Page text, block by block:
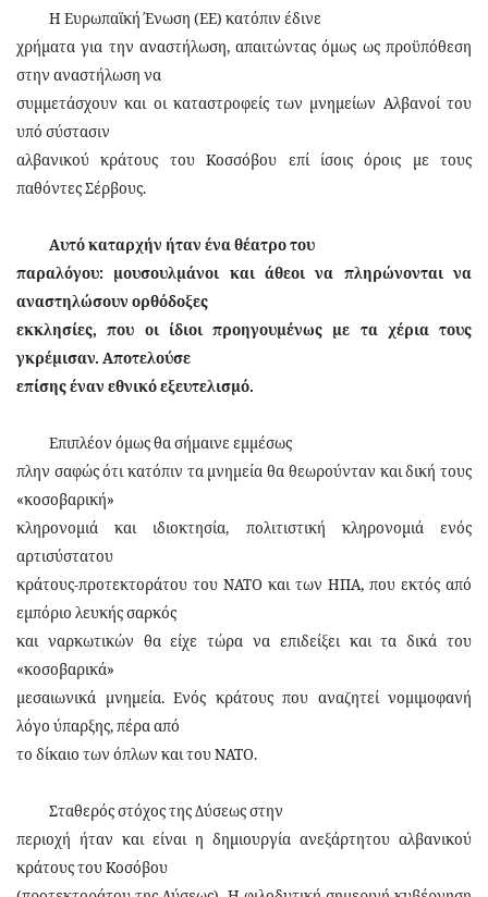
Η Ευρωπαϊκή Ένωση (ΕΕ) κατόπιν έδινε
χρήματα για την αναστήλωση, απαιτώντας όμως ως προϋπόθεση
στην αναστήλωση να
συμμετάσχουν και οι καταστροφείς των μνημείων Αλβανοί του
υπό σύστασιν
αλβανικού κράτους του Κοσσόβου επί ίσοις όροις με τους
παθόντες Σέρβους.
Αυτό καταρχήν ήταν ένα θέατρο του
παραλόγου: μουσουλμάνοι και άθεοι να πληρώνονται να
αναστηλώσουν ορθόδοξες
εκκλησίες, που οι ίδιοι προηγουμένως με τα χέρια τους
γκρέμισαν. Αποτελούσε
επίσης έναν εθνικό εξευτελισμό.
Επιπλέον όμως θα σήμαινε εμμέσως
πλην σαφώς ότι κατόπιν τα μνημεία θα θεωρούνταν και δική τους
«κοσοβαρική»
κληρονομιά και ιδιοκτησία, πολιτιστική κληρονομιά ενός
αρτισύστατου
κράτους-προτεκτοράτου του ΝΑΤΟ και των ΗΠΑ, που εκτός από
εμπόριο λευκής σαρκός
και ναρκωτικών θα είχε τώρα να επιδείξει και τα δικά του
«κοσοβαρικά»
μεσαιωνικά μνημεία. Ενός κράτους που αναζητεί νομιμοφανή
λόγο ύπαρξης, πέρα από
το δίκαιο των όπλων και του ΝΑΤΟ.
Σταθερός στόχος της Δύσεως στην
περιοχή ήταν και είναι η δημιουργία ανεξάρτητου αλβανικού
κράτους του Κοσόβου